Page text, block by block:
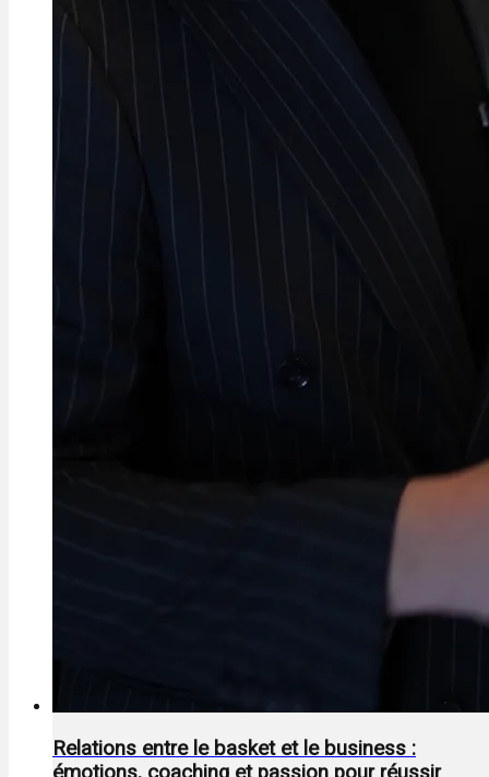
Relations entre le basket et le business :